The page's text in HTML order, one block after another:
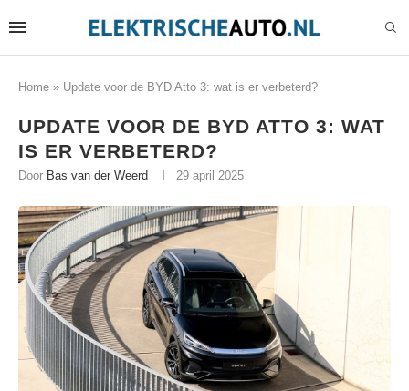
Home » Update voor de BYD Atto 3: wat is er verbeterd?
UPDATE VOOR DE BYD ATTO 3: WAT
IS ER VERBETERD?
Door Bas van der Weerd 29 april 2025